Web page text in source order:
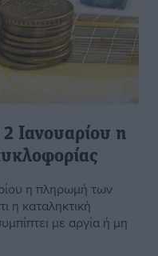
Ιανουαρίου η
η πληρωμή των
η καταληκτική
με αργία ή μη